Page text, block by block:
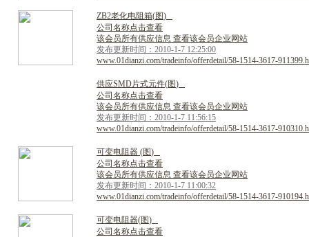
ZB2老化电阻 箱(图)
公司名称点击查看
该会员所有供应信息 查看该会员企业网站
发布更新时间：2010-1-7 12:25:00
www.01dianzi.com/tradeinfo/offerdetail/58-1514-3617-
供应SMD片式元件(图)
公司名称点击查看
该会员所有供应信息 查看该会员企业网站
发布更新时间：2010-1-7 11:56:15
www.01dianzi.com/tradeinfo/offerdetail/58-1514-3617-
可变电阻 器 (图)
公司名称点击查看
该会员所有供应信息 查看该会员企业网站
发布更新时间：2010-1-7 11:00:32
www.01dianzi.com/tradeinfo/offerdetail/58-1514-3617-
可变电阻 器(图)
公司名称点击查看